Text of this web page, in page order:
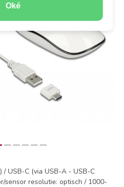
Oké
/ USB-C (via USB-A - USB-C
sensor resolutie: optisch / 1000-